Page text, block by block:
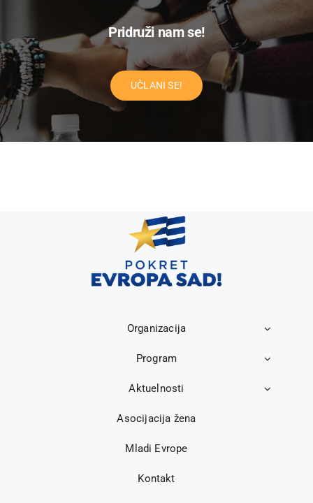
Pridruži nam se!
UČLANI SE!
Organizacija
Program
Aktuelnosti
Asocijacija žena
Mladi Evrope
Kontakt